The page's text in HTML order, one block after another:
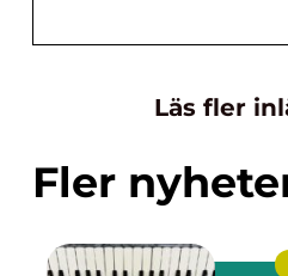
Läs fler
Fler